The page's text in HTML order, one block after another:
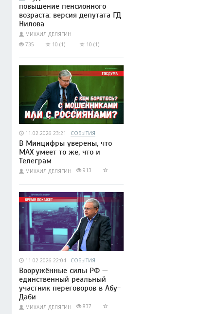
повышение пенсионного
возраста: версия депутата ГД
Нилова
МИХАИЛ ДЕЛЯГИН
735
10 (1) 10 (1)
11.02.2026 23:21 СОБЫТИЯ
В Минцифры уверены, что
МАХ умеет то же, что и
Телеграм
МИХАИЛ ДЕЛЯГИН 913
11.02.2026 22:04 СОБЫТИЯ
Вооружённые силы РФ —
единственный реальный
участник переговоров в Абу-
Даби
МИХАИЛ ДЕЛЯГИН 837